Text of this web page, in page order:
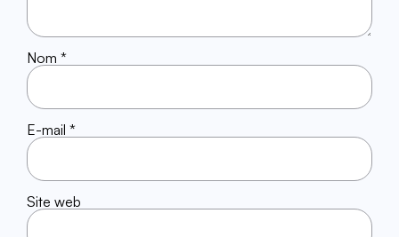
Nom *
E-mail *
Site web